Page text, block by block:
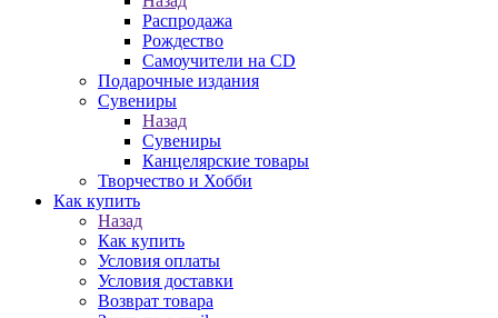
Распродажа
Рождество
Самоучители на CD
Подарочные издания
Сувениры
Назад
Сувениры
Канцелярские товары
Творчество и Хобби
Как купить
Назад
Как купить
Условия оплаты
Условия доставки
Возврат товара